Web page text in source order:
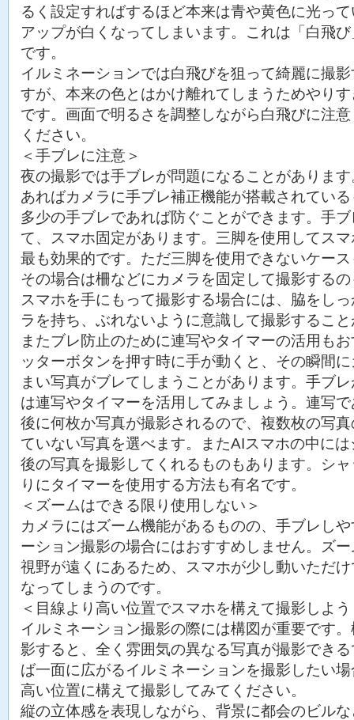
るく設定すればするほど本来は青や黄色に光っ
アップが白くなってしまいます。これは「白飛
です。
イルミネーションでは白飛びを狙って綺麗に撮
すが、本来の色とはかけ離れてしまうためやり
です。画面で明るさを調整しながら白飛びに注
ください。
＜手ブレに注意＞
夜の撮影では手ブレが問題になることがありま
あればカメラに手ブレ補正機能が搭載されてい
多少の手ブレであれば防ぐことができます。手
て、スマホ固定があります。三脚を使用してス
最も効果的です。ただ三脚を使用できないケー
その場合は柵などにカメラを固定して撮影する
スマホを手にもって撮影する場合には、脇をし
ラを持ち、ぶれないように意識して撮影するこ
またブレ防止のために連写やタイマーの活用も
ッターボタンを押す時に手が動くと、その瞬間
まい写真がブレてしまうことがあります。手ブ
は連写やタイマーを活用してみましょう。連写
後に何枚か写真が撮影されるので、複数枚の写
ていない写真を選べます。またAIスマホの中に
後の写真を撮影してくれるものもあります。シ
りにタイマーを使用する方法も有名です。
＜ズームはできる限り使用しない＞
カメラにはズーム機能があるものの、手ブレし
ーション撮影の場合にはおすすめしません。ズ
視野が遠くにあるため、スマホが少し動いただ
なってしまうのです。
＜目線より高い位置でスマホを構えて撮影しよう
イルミネーション撮影の際には構図が重要です
影すると、全く雰囲気の異なる写真が撮影でき
ば一面に広がるイルミネーションを撮影したい
高い位置に構えて撮影してみてください。
縦の立体感を表現しながら、背景に都会のビル